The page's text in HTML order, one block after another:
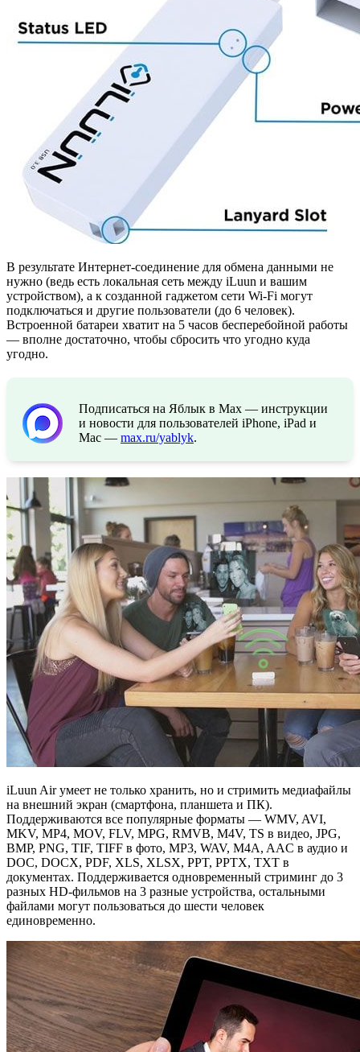
В результате Интернет-соединение для обмена данными не
нужно (ведь есть локальная сеть между iLuun и вашим
устройством), а к созданной гаджетом сети Wi-Fi могут
подключаться и другие пользователи (до 6 человек).
Встроенной батареи хватит на 5 часов бесперебойной работы
— вполне достаточно, чтобы сбросить что угодно куда
угодно.
Подписаться на Яблык в Max — инструкции
и новости для пользователей iPhone, iPad и
Mac — max.ru/yablyk.
iLuun Air умеет не только хранить, но и стримить медиафайлы
на внешний экран (смартфона, планшета и ПК).
Поддерживаются все популярные форматы — WMV, AVI,
MKV, MP4, MOV, FLV, MPG, RMVB, M4V, TS в видео, JPG,
BMP, PNG, TIF, TIFF в фото, MP3, WAV, M4A, AAC в аудио и
DOC, DOCX, PDF, XLS, XLSX, PPT, PPTX, TXT в
документах. Поддерживается одновременный стриминг до 3
разных HD-фильмов на 3 разные устройства, остальными
файлами могут пользоваться до шести человек
единовременно.